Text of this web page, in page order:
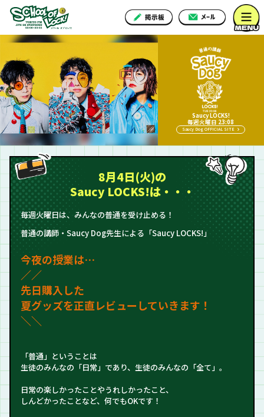
Saucy LOCKS!
毎週火曜日 23:08
Saucy Dog OFFICIAL SITE
8月4日(火)の
Saucy LOCKS!は・・・
毎週火曜日は、みんなの普通を受け止める！
普通の講師・Saucy Dog先生による「Saucy LOCKS!」
今夜の授業は…
／／
先日購入した
夏グッズを正直レビューしていきます！
＼＼
「普通」ということは
生徒のみんなの「日常」であり、生徒のみんなの「全て」。
日常の楽しかったことやうれしかったこと、
しんどかったことなど、何でもOKです！